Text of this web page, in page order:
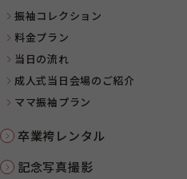
振袖コレクション
料金プラン
当日の流れ
成人式当日会場のご紹介
ママ振袖プラン
卒業袴レンタル
記念写真撮影